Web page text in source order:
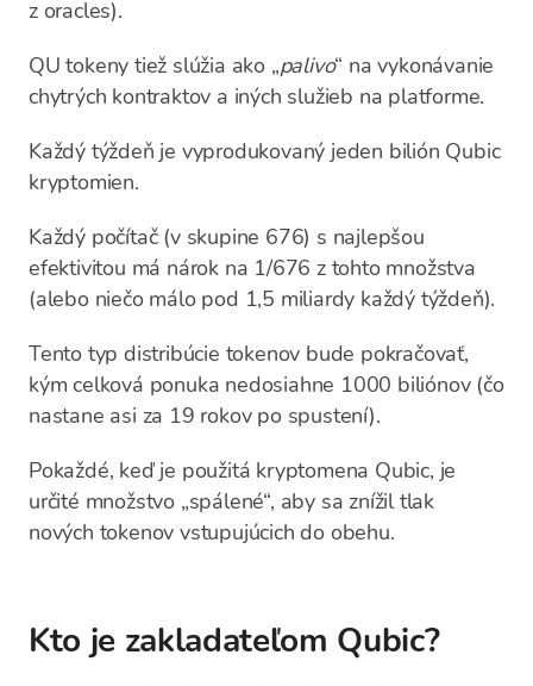
z oracles).
QU tokeny tiež slúžia ako „palivo“ na vykonávanie
chytrých kontraktov a iných služieb na platforme.
Každý týždeň je vyprodukovaný jeden bilión Qubic
kryptomien.
Každý počítač (v skupine 676) s najlepšou
efektivitou má nárok na 1/676 z tohto množstva
(alebo niečo málo pod 1,5 miliardy každý týždeň).
Tento typ distribúcie tokenov bude pokračovať,
kým celková ponuka nedosiahne 1000 biliónov (čo
nastane asi za 19 rokov po spustení).
Pokaždé, keď je použitá kryptomena Qubic, je
určité množstvo „spálené“, aby sa znížil tlak
nových tokenov vstupujúcich do obehu.
Kto je zakladateľom Qubic?